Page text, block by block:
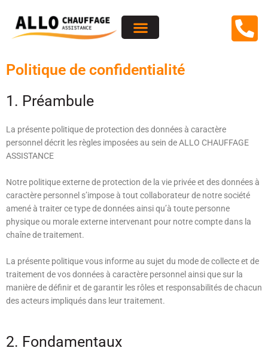
contenu
Politique de confidentialité
1. Préambule
La présente politique de protection des données à caractère
personnel décrit les règles imposées au sein deALLO CHAUFFAGE
ASSISTANCE
Notre politique externe de protection de la vie privée et des données à
caractère personnel s’impose à tout collaborateur de notre société
amené à traiter ce type de données ainsi qu’à toute personne
physique ou morale externe intervenant pour notre compte dans la
chaîne de traitement.
La présente politique vous informe au sujet du mode de collecte et de
traitement de vos données à caractère personnel ainsi que sur la
manière de définir et de garantir les rôles et responsabilités de chacun
des acteurs impliqués dans leur traitement.
2. Fondamentaux